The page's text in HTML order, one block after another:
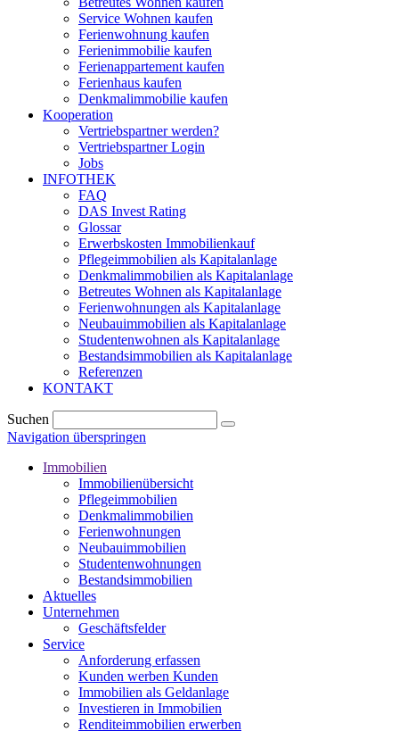
Service Wohnen kaufen
Ferienwohnung kaufen
Ferienimmobilie kaufen
Ferienappartement kaufen
Ferienhaus kaufen
Denkmalimmobilie kaufen
Kooperation
Vertriebspartner werden?
Vertriebspartner Login
Jobs
INFOTHEK
FAQ
DAS Invest Rating
Glossar
Erwerbskosten Immobilienkauf
Pflegeimmobilien als Kapitalanlage
Denkmalimmobilien als Kapitalanlage
Betreutes Wohnen als Kapitalanlage
Ferienwohnungen als Kapitalanlage
Neubauimmobilien als Kapitalanlage
Studentenwohnen als Kapitalanlage
Bestandsimmobilien als Kapitalanlage
Referenzen
KONTAKT
Suchen
Navigation überspringen
Immobilien
Immobilienübersicht
Pflegeimmobilien
Denkmalimmobilien
Ferienwohnungen
Neubauimmobilien
Studentenwohnungen
Bestandsimmobilien
Aktuelles
Unternehmen
Geschäftsfelder
Service
Anforderung erfassen
Kunden werben Kunden
Immobilien als Geldanlage
Investieren in Immobilien
Renditeimmobilien erwerben